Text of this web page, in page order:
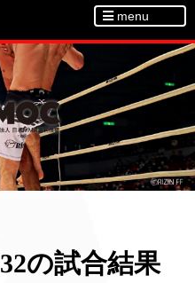
menu
の試合結果